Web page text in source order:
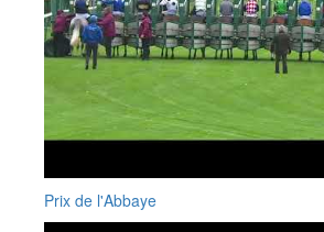
Prix de l'Abbaye